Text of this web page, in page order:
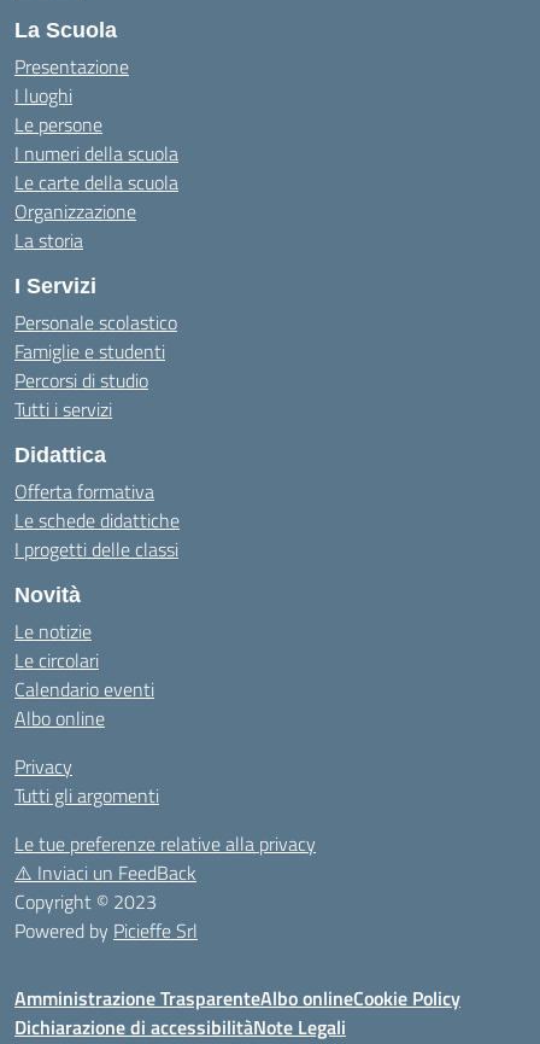
La Scuola
Presentazione
I luoghi
Le persone
I numeri della scuola
Le carte della scuola
Organizzazione
La storia
I Servizi
Personale scolastico
Famiglie e studenti
Percorsi di studio
Tutti i servizi
Didattica
Offerta formativa
Le schede didattiche
I progetti delle classi
Novità
Le notizie
Le circolari
Calendario eventi
Albo online
Privacy
Tutti gli argomenti
Le tue preferenze relative alla privacy
⚠️ Inviaci un FeedBack
Copyright © 2023
Powered by Picieffe Srl
Amministrazione TrasparenteAlbo onlineCookie Policy
Dichiarazione di accessibilitàNote Legali